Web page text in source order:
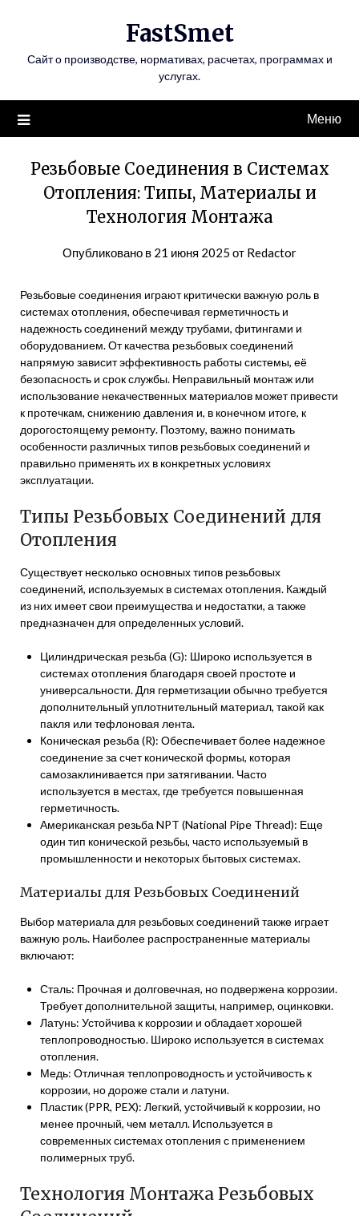
FastSmet
Сайт о производстве, нормативах, расчетах, программах и
услугах.
Меню
Резьбовые Соединения в Системах
Отопления: Типы, Материалы и
Технология Монтажа
Опубликовано в 21 июня 2025 от Redactor
Резьбовые соединения играют критически важную роль в
системах отопления, обеспечивая герметичность и
надежность соединений между трубами, фитингами и
оборудованием. От качества резьбовых соединений
напрямую зависит эффективность работы системы, её
безопасность и срок службы. Неправильный монтаж или
использование некачественных материалов может привести
к протечкам, снижению давления и, в конечном итоге, к
дорогостоящему ремонту. Поэтому, важно понимать
особенности различных типов резьбовых соединений и
правильно применять их в конкретных условиях
эксплуатации.
Типы Резьбовых Соединений для
Отопления
Существует несколько основных типов резьбовых
соединений, используемых в системах отопления. Каждый
из них имеет свои преимущества и недостатки, а также
предназначен для определенных условий.
Цилиндрическая резьба (G): Широко используется в
системах отопления благодаря своей простоте и
универсальности. Для герметизации обычно требуется
дополнительный уплотнительный материал, такой как
пакля или тефлоновая лента.
Коническая резьба (R): Обеспечивает более надежное
соединение за счет конической формы, которая
самозаклинивается при затягивании. Часто
используется в местах, где требуется повышенная
герметичность.
Американская резьба NPT (National Pipe Thread): Еще
один тип конической резьбы, часто используемый в
промышленности и некоторых бытовых системах.
Материалы для Резьбовых Соединений
Выбор материала для резьбовых соединений также играет
важную роль. Наиболее распространенные материалы
включают:
Сталь: Прочная и долговечная, но подвержена коррозии.
Требует дополнительной защиты, например, оцинковки.
Латунь: Устойчива к коррозии и обладает хорошей
теплопроводностью. Широко используется в системах
отопления.
Медь: Отличная теплопроводность и устойчивость к
коррозии, но дороже стали и латуни.
Пластик (PPR, PEX): Легкий, устойчивый к коррозии, но
менее прочный, чем металл. Используется в
современных системах отопления с применением
полимерных труб.
Технология Монтажа Резьбовых